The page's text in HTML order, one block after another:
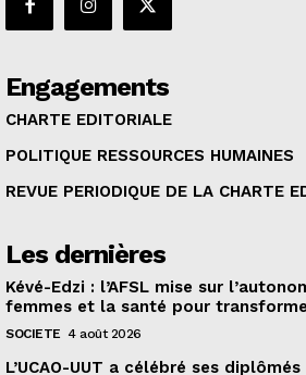
Engagements
CHARTE EDITORIALE
POLITIQUE RESSOURCES HUMAINES
REVUE PERIODIQUE DE LA CHARTE
Les dernières
Kévé-Edzi : l’AFSL mise sur
femmes et la santé pour
SOCIETE 4 août 2026
L’UCAO-UUT a célébré ses